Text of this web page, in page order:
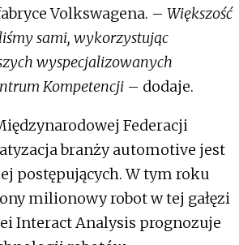
Volkswagena. – Większość
sami, wykorzystując
wyspecjalizowanych
Kompetencji – dodaje.
Federacji
branży automotive jest
postępujących. W tym roku
milionowy robot w tej gałęzi
Interact Analysis prognozuje